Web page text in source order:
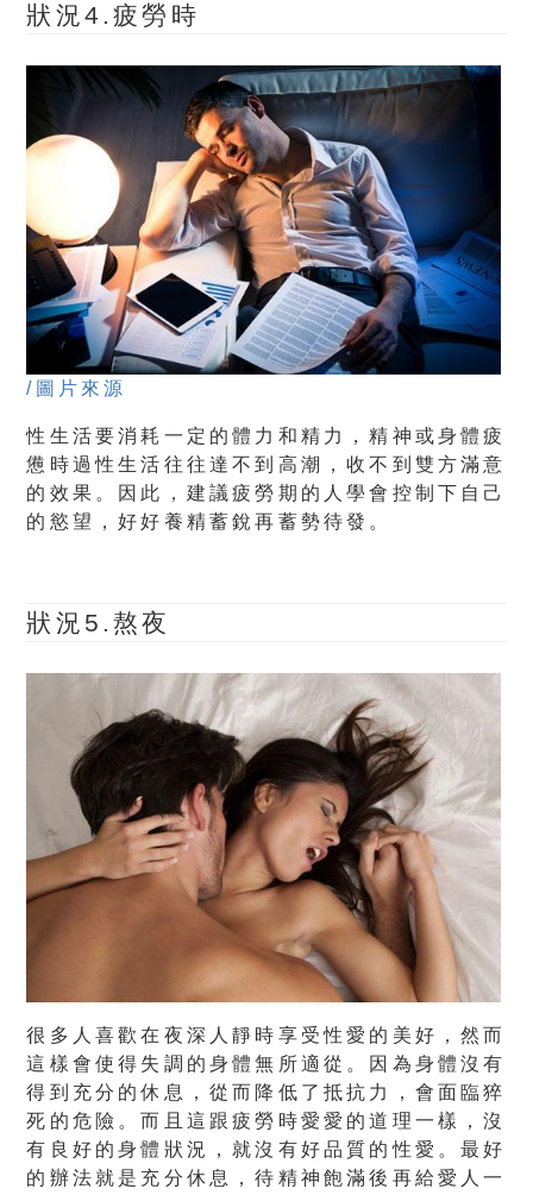
狀況4.疲勞時
/圖片來源
性生活要消耗一定的體力和精力，精神或身體疲
憊時過性生活往往達不到高潮，收不到雙方滿意
的效果。因此，建議疲勞期的人學會控制下自己
的慾望，好好養精蓄銳再蓄勢待發。
狀況5.熬夜
很多人喜歡在夜深人靜時享受性愛的美好，然而
這樣會使得失調的身體無所適從。因為身體沒有
得到充分的休息，從而降低了抵抗力，會面臨猝
死的危險。而且這跟疲勞時愛愛的道理一樣，沒
有良好的身體狀況，就沒有好品質的性愛。最好
的辦法就是充分休息，待精神飽滿後再給愛人一